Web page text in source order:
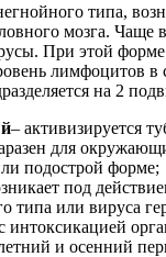
типа,
мозга. Чаще
При этой
лимфоцитов в
на 2
– активизируется
для
подострой форме;
под
типа или вируса
интоксикацией
и осенний